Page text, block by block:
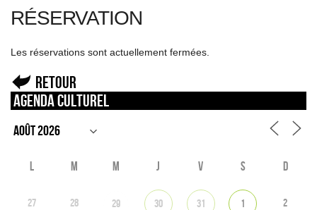
RÉSERVATION
Les réservations sont actuellement fermées.
Retour
Agenda culturel
L M M J V S D
27 28 29 30 31 1 2